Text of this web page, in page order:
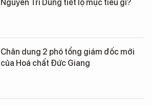
Nguyễn Trí Dũng tiết lộ mục tiêu gì?
Chân dung 2 phó tổng giám đốc mới
của Hoá chất Đức Giang